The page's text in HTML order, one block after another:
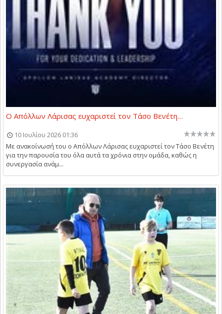
Ο Απόλλων Λάρισας ευχαριστεί τον Τάσο Βενέτη…
10 Ιουλίου 2026 01:36
Με ανακοίνωσή του ο Απόλλων Λάρισας ευχαριστεί τον Τάσο Βενέτη
για την παρουσία του όλα αυτά τα χρόνια στην ομάδα, καθώς η
συνεργασία ανάμ...